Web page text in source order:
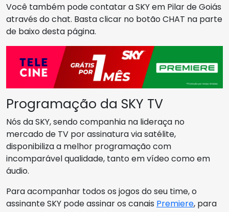
Você também pode contatar a SKY em Pilar de Goiás
através do chat. Basta clicar no botão CHAT na parte
de baixo desta página.
Programação da SKY TV
Nós da SKY, sendo companhia na lideraça no
mercado de TV por assinatura via satélite,
disponibiliza a melhor programação com
incomparável qualidade, tanto em vídeo como em
áudio.
Para acompanhar todos os jogos do seu time, o
assinante SKY pode assinar os canais Premiere, para